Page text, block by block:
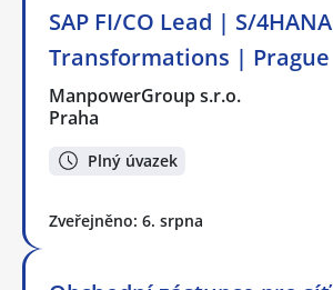
SAP FI/CO Lead | S/4HANA
Transformations | Prague
ManpowerGroup s.r.o.
Praha
Plný úvazek
Zveřejněno: 6. srpna